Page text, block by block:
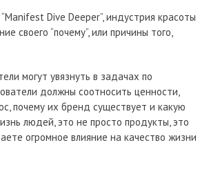
Dive Deeper”, индустрия красоты
своего “почему”, или причины того,
могут увязнуть в задачах по
должны соотносить ценности,
почему их бренд существует и какую
людей, это не просто продукты, это
огромное влияние на качество жизни